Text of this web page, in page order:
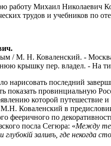
работу Михаил Николаевич
трудов и учебников по
/ М. Н. Коваленский. - Москва
крышку пер. владел. - На
нарисовать последний
показать провинциальную
которой путешествие и
Коваленский в
фееричного по
посла Сегюра: «Между
глубокiй заливъ, где некогда